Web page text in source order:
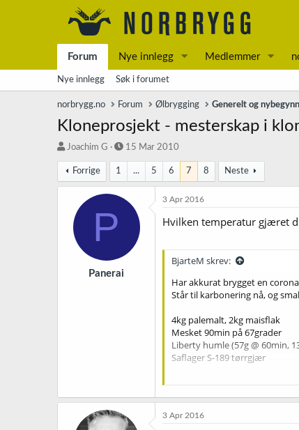
Forum Nye innlegg Medlemmer
Nye innlegg Søk i forumet
norbrygg.no Forum Ølbrygging Generelt og
Kloneprosjekt - mesterskap i
T
å
d
Joachim G
S
r
15 Mar 2010
Forrige 1 ... 5 6 7 8 Neste
P
Panerai
3 Apr 2016
Hvilken temperatur gjæret
BjarteM skrev:
Har akkurat brygget en
Står til karbonering nå, og
4kg palemalt, 2kg maisflak
Mesket 90min på 67grader
Liberty humle (57g @ 60min,
Saflager S-189 tørrgjær
3 Apr 2016